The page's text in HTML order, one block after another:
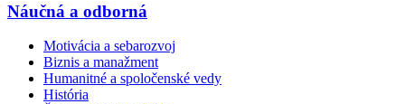
Náučná a odborná
Motivácia a sebarozvoj
Biznis a manažment
Humanitné a spoločenské vedy
História